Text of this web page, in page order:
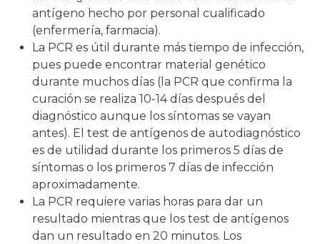
antígeno hecho por personal cualificado
(enfermería, farmacia).
La PCR es útil durante más tiempo de infección,
pues puede encontrar material genético
durante muchos días (la PCR que confirma la
curación se realiza 10-14 días después del
diagnóstico aunque los síntomas se vayan
antes). El test de antígenos de autodiagnóstico
es de utilidad durante los primeros 5 días de
síntomas o los primeros 7 días de infección
aproximadamente.
La PCR requiere varias horas para dar un
resultado mientras que los test de antígenos
dan un resultado en 20 minutos. Los